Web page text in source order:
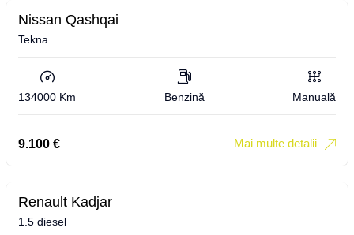
Nissan Qashqai
Tekna
134000 Km Benzină Manuală
9.100 € Mai multe detalii
Renault Kadjar
1.5 diesel